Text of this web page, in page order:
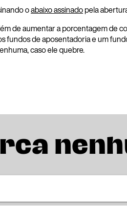
oabaixo assinadopela
de aumentar a porcentagem de
fundos de aposentadoria e um
caso ele quebre.